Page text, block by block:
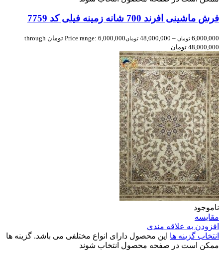
فرش ماشینی افرند 700 شانه زمینه فیلی کد 7759
6,000,000 تومان –
48,000,000 تومان
Price range: 6,000,000 تومان through
48,000,000 تومان
ناموجود
مقایسه
افزودن به علاقه مندی
انتخاب گزینه ها این محصول دارای انواع مختلفی می باشد. گزینه ها
ممکن است در صفحه محصول انتخاب شوند